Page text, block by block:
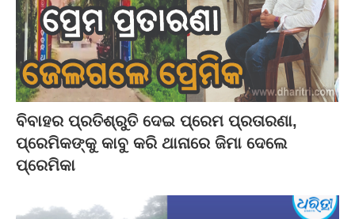
ବିବାହର ପ୍ରତିଶ୍ରୁତି ଦେଇ ପ୍ରେମ ପ୍ରତାରଣା,
ପ୍ରେମିକଙ୍କୁ କାବୁ କରି ଥାନାରେ ଜିମା ଦେଲେ
ପ୍ରେମିକା